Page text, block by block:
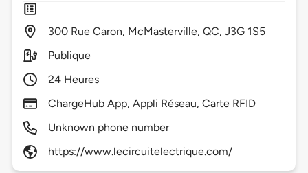
300 Rue Caron, McMasterville,QC,J3G 1S5
Publique
24 Heures
ChargeHub App, Appli Réseau, Carte RFID
Unknown phone number
https://www.lecircuitelectrique.com/